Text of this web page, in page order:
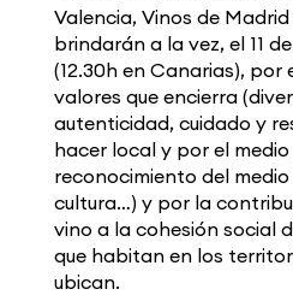
Valencia, Vinos de
brindarán a la vez, el 11
(12.30h en Canarias), por
valores que encierra
autenticidad, cuidado y
hacer local y por el
reconocimiento del
cultura…) y por la
vino a la cohesión social
que habitan en los
ubican.